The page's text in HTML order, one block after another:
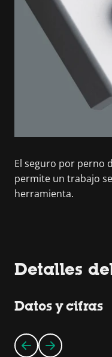
El seguro por perno
permite un trabajo
herramienta.
Detalles
Datos y cifras